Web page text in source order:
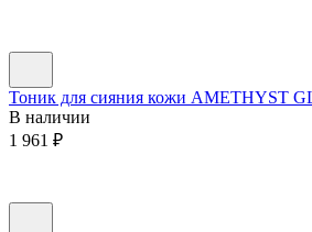
Тоник для сияния кожи AMETHYST
В наличии
1 961 ₽